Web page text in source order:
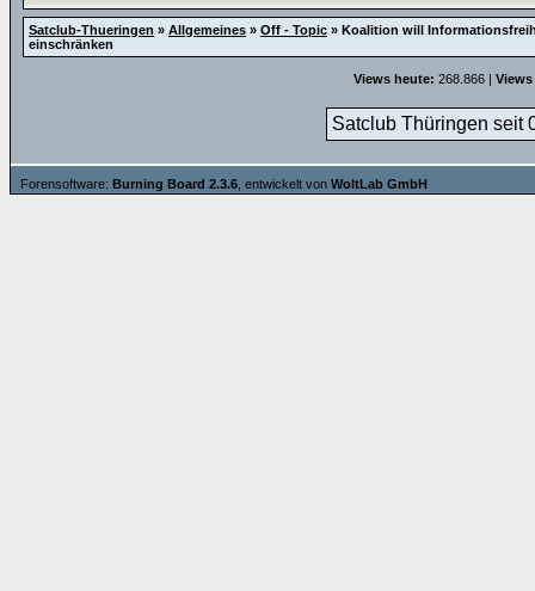
Satclub-Thueringen » Allgemeines » Off - Topic » Koalition will
einschränken
Views heute: 268.866 |
Satclub Thüringen seit
Forensoftware: Burning Board 2.3.6 , entwickelt von WoltLab GmbH